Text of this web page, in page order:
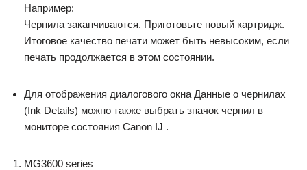
Например:
Чернила заканчиваются. Приготовьте новый картридж.
Итоговое качество печати может быть невысоким, если
печать продолжается в этом состоянии.
Для отображения диалогового окна Данные о чернилах
(Ink Details) можно также выбрать значок чернил в
мониторе состояния Canon IJ .
MG3600 series